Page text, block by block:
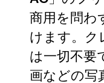
商用を問わ
けます。ク
は一切不要
画などの写